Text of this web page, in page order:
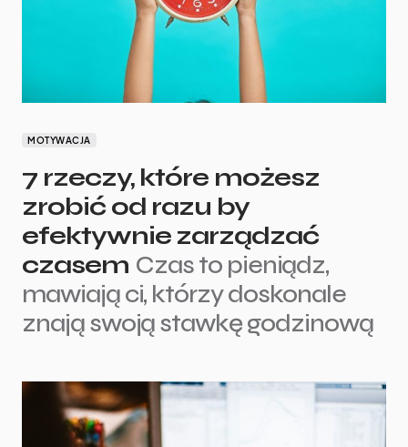
MOTYWACJA
7 rzeczy, które możesz
zrobić od razu by
efektywnie zarządzać
czasem Czas to pieniądz,
mawiają ci, którzy doskonale
znają swoją stawkę godzinową